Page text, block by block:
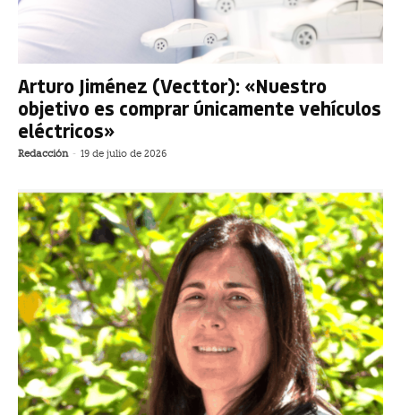
Arturo Jiménez (Vecttor): «Nuestro
objetivo es comprar únicamente vehículos
eléctricos»
Redacción - 19 de julio de 2026